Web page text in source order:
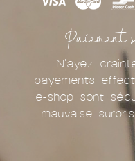
Paiement
N'ayez
payements
e-shop sont
mauvaise